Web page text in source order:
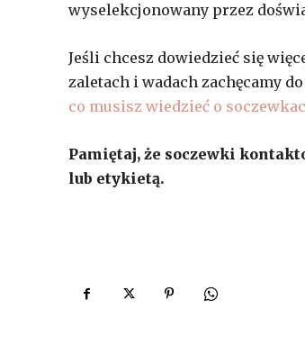
wyselekcjonowany przez
Jeśli chcesz dowiedzieć się
zaletach i wadach zachęcamy
co musisz wiedzieć o
Pamiętaj, że soczewki
lub etykietą.